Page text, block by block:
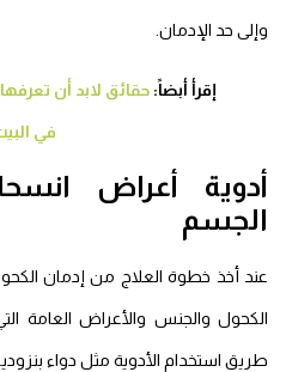
وإلى حد الإدمان.
إقرأ أبضاً:حقائق لابد أن
في
أدوية أعراض
الجسم
عند أخذ خطوة العلاج من إدمان
الكحول والجنس والأعراض العامة
طريق استخدام الأدوية مثل دواء